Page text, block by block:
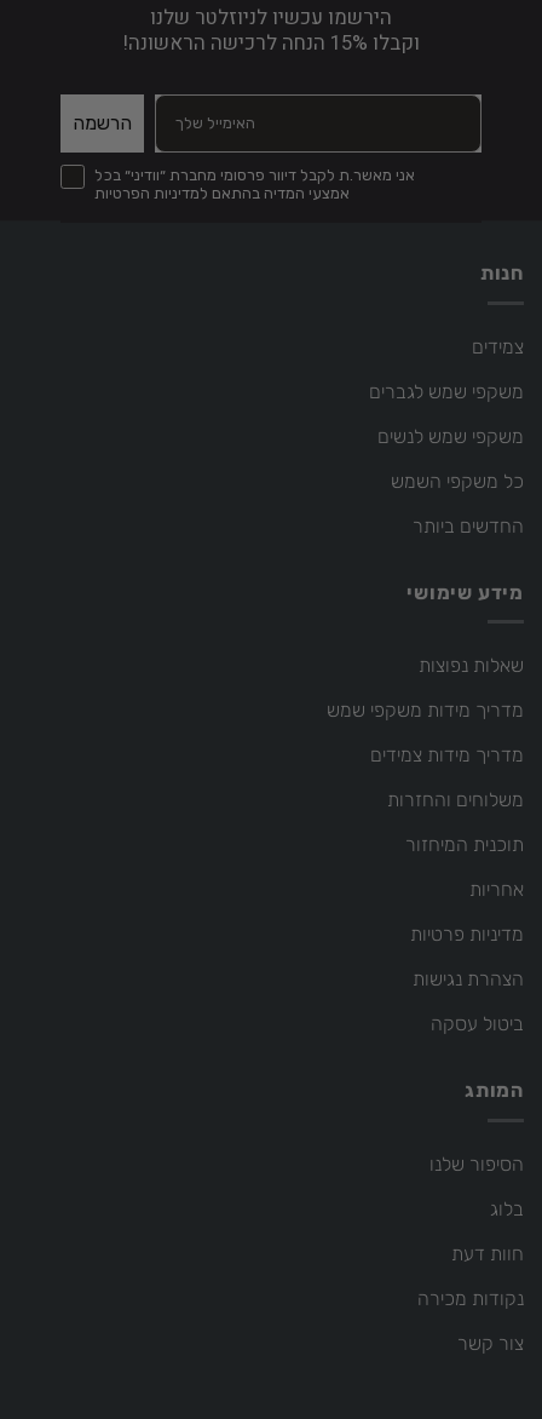
הירשמו עכשיו לניוזלטר שלנו
וקבלו 15% הנחה לרכישה הראשונה!
הרשמה
דיוור פרסומי מחברת ״וודיני״ בכל אמצעי המדיה והכל בהתאם לתקנון
אני מאשר.ת לקבל דיוור פרסומי מחברת ״וודיני״ בכל
אמצעי המדיה בהתאם למדיניות הפרטיות
חנות
צמידים
משקפי שמש לגברים
משקפי שמש לנשים
כל משקפי השמש
החדשים ביותר
מידע שימושי
שאלות נפוצות
מדריך מידות משקפי שמש
מדריך מידות צמידים
משלוחים והחזרות
תוכנית המיחזור
אחריות
מדיניות פרטיות
הצהרת נגישות
ביטול עסקה
המותג
הסיפור שלנו
בלוג
חוות דעת
נקודות מכירה
צור קשר